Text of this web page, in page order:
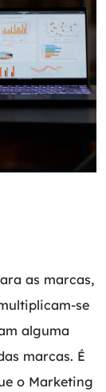
as marcas,
se
alguma
marcas. É
o Marketing